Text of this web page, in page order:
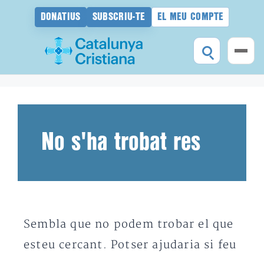
DONATIUS SUBSCRIU-TE EL MEU COMPTE
No s'ha trobat res
Sembla que no podem trobar el que
esteu cercant. Potser ajudaria si feu